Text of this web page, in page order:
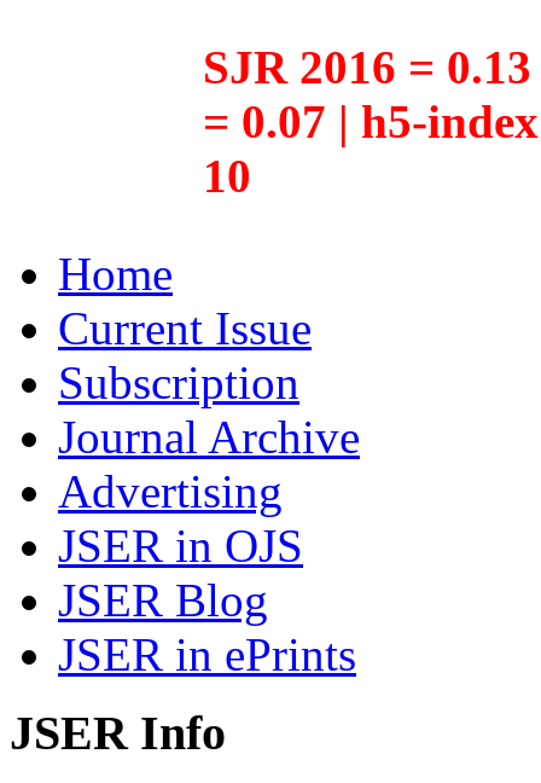
SJR 2016 =
= 0.07 | h5-
10
Home
Current Issue
Subscription
Journal Archive
Advertising
JSER in OJS
JSER Blog
JSER in ePrints
JSER Info